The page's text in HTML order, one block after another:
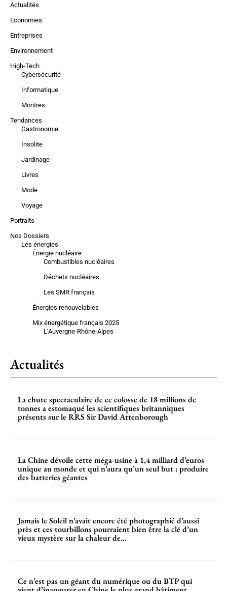
Actualités
Economies
Entreprises
Environnement
High-Tech
Cybersécurité
Informatique
Montres
Tendances
Gastronomie
Insolite
Jardinage
Livres
Mode
Voyage
Portraits
Nos Dossiers
Les énergies
Énergie nucléaire
Combustibles nucléaires
Déchets nucléaires
Les SMR français
Énergies renouvelables
Mix énergétique français 2025
L’Auvergne-Rhône-Alpes
Actualités
La chute spectaculaire de ce colosse de 18 millions de
tonnes a estomaqué les scientifiques britanniques
présents sur le RRS Sir David Attenborough
La Chine dévoile cette méga-usine à 1,4 milliard d’euros
unique au monde et qui n’aura qu’un seul but : produire
des batteries géantes
Jamais le Soleil n’avait encore été photographié d’aussi
près et ces tourbillons pourraient bien être la clé d’un
vieux mystère sur la chaleur de...
Ce n’est pas un géant du numérique ou du BTP qui